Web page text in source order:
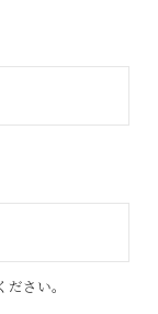
さい。